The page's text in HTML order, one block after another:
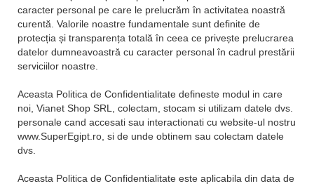
caracter personal pe care le prelucrăm în activitatea noastră
curentă. Valorile noastre fundamentale sunt definite de
protecția și transparența totală în ceea ce privește prelucrarea
datelor dumneavoastră cu caracter personal în cadrul prestării
serviciilor noastre.
Aceasta Politica de Confidentialitate defineste modul in care
noi, Vianet Shop SRL, colectam, stocam si utilizam datele dvs.
personale cand accesati sau interactionati cu website-ul nostru
www.SuperEgipt.ro, si de unde obtinem sau colectam datele
dvs.
Aceasta Politica de Confidentialitate este aplicabila din data de